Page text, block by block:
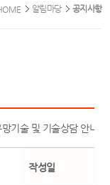
알림마당 공지사항
기술 및 기술상담 안내
작성일